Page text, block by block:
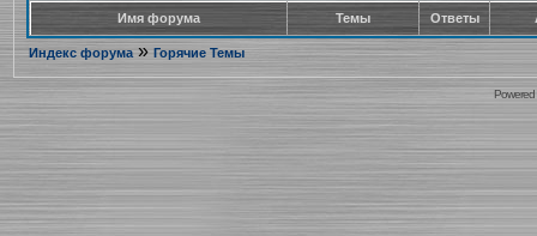
Имя форума Темы Ответы
Индекс форума» Горячие Темы